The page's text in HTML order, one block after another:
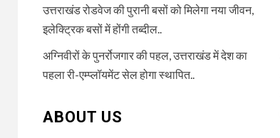
उत्तराखंड रोडवेज की पुरानी बसों को मिलेगा नया जीवन,
इलेक्ट्रिक बसों में होंगी तब्दील..
अग्निवीरों के पुनर्रोजगार की पहल, उत्तराखंड में देश का
पहला री-एम्प्लॉयमेंट सेल होगा स्थापित..
ABOUT US